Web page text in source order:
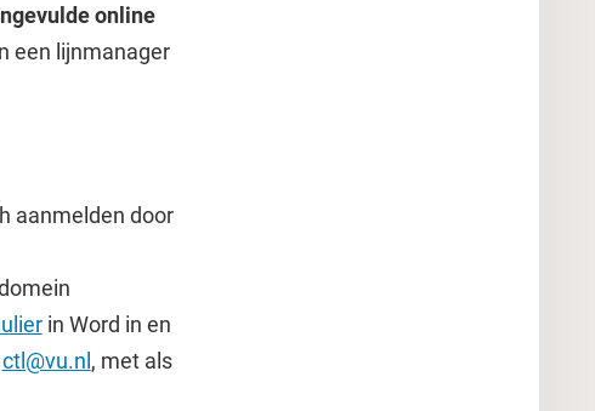
online
een lijnmanager
aanmelden door
in Word in en
ctl@vu.nl , met als